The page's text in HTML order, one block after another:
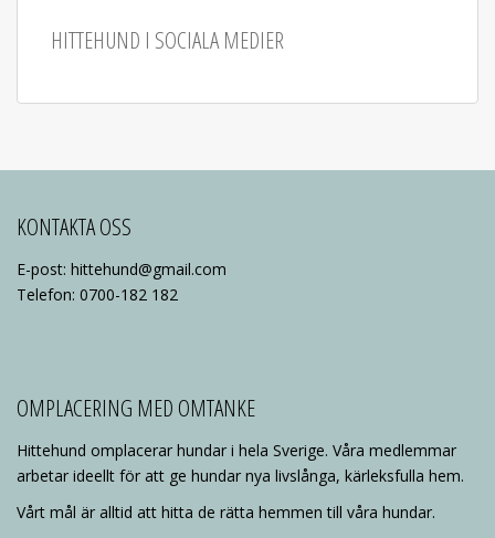
HITTEHUND I SOCIALA MEDIER
KONTAKTA OSS
E-post: hittehund@gmail.com
Telefon: 0700-182 182
OMPLACERING MED OMTANKE
Hittehund omplacerar hundar i hela Sverige. Våra medlemmar
arbetar ideellt för att ge hundar nya livslånga, kärleksfulla hem.
Vårt mål är alltid att hitta de rätta hemmen till våra hundar.